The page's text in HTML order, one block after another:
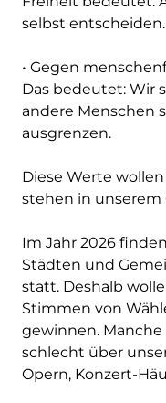
selbst entscheiden.
• Gegen
Das bedeutet: Wir
andere Menschen
ausgrenzen.
Diese Werte
stehen in unserem
Im Jahr 2026
Städten und
statt. Deshalb
Stimmen von
gewinnen.
schlecht über
Opern, Konzert-